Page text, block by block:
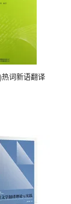
词新语翻译